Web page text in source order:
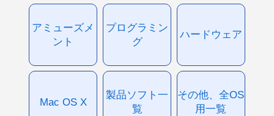
アミューズメ
ント
プログラミン
グ
ハードウェア
Mac OS X
製品ソフト一
覧
その他、全OS
用一覧